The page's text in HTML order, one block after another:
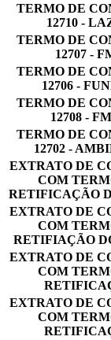
TERMO DE
12710 -
TERMO DE
12707 -
TERMO DE
12706 -
TERMO DE
12708 -
TERMO DE
12702 -
EXTRATO DE
COM
RETIFICAÇÃO
EXTRATO DE
COM
RETIFIAÇÃO
EXTRATO DE
COM
EXTRATO DE
COM